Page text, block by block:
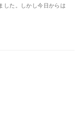
した。しかし今日からは